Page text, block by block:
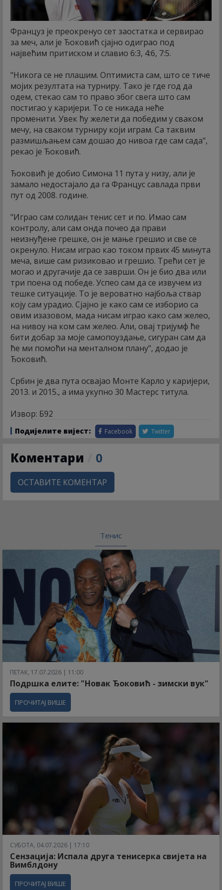
Француз је преокренуо сет заостатка и сервирао
за меч, али је Ђоковић сјајно одиграо под
највећим притиском и славио 6:3, 4:6, 7:5.
"Никога се не плашим. Оптимиста сам, што се тиче
мојих резултата на турниру. Тако је где год да
одем, стекао сам то право због свега што сам
постигао у каријери. То се никада неће
променити. Увек ћу желети да победим у сваком
мечу, на сваком турниру који играм. Са таквим
размишљањем сам дошао до нивоа где сам сада",
рекао је Ђоковић.
Ђоковић је добио Симона 11 пута у низу, али је
замало недостајало да га Францус савлада први
пут од 2008. године.
"Играо сам солидан тенис сет и по. Имао сам
контролу, али сам онда почео да прави
неизнуђене грешке, он је мање грешио и све се
окренуло. Нисам играо као током првих 45 минута
меча, више сам ризиковао и грешио. Трећи сет је
могао и другачије да се заврши. Он је био два или
три поена од победе. Успео сам да се извучем из
тешке ситуације. То је вероватно најбоља ствар
коју сам урадио. Сјајно је како сам се изборио са
овим изазовом, мада нисам играо како сам желео,
на нивоу на ком сам желео. Али, овај тријумф ће
бити добар за моје самопоуздање, сигуран сам да
ће ми помоћи на менталном плану", додао је
Ђоковић.
Србин је два пута освајао Монте Карло у каријери,
2013. и 2015., а има укупно 30 Мастерс титула.
Извор: Б92
Подијелите вијест: Facebook Twitter
Коментари 0
ОСТАВИТЕ КОМЕНТАР
Тенис
ПЕТАК, 17.07.2026 | 11:00
Подршка елите: "Новак Ђоковић - зимски вук"
ПРОЧИТАЈ ВИШЕ
СУБОТА, 04.07.2026 | 17:10
Сензација: Испала друга тенисерка свијета на
Вимблдону
ПРОЧИТАЈ ВИШЕ